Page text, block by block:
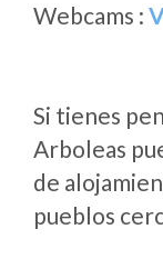
Webcams :
Si tienes
Arboleas
de
pueblos